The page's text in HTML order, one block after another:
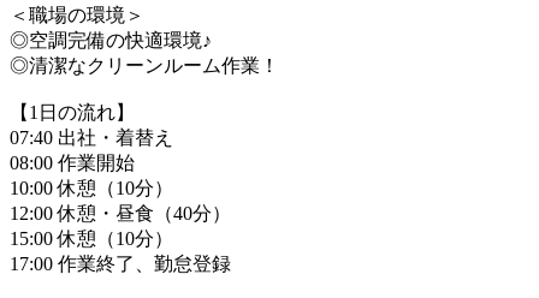
＜職場の環境＞
◎空調完備の快適環境♪
◎清潔なクリーンルーム作業！
【1日の流れ】
07:40 出社・着替え
08:00 作業開始
10:00 休憩（10分）
12:00 休憩・昼食（40分）
15:00 休憩（10分）
17:00 作業終了、勤怠登録